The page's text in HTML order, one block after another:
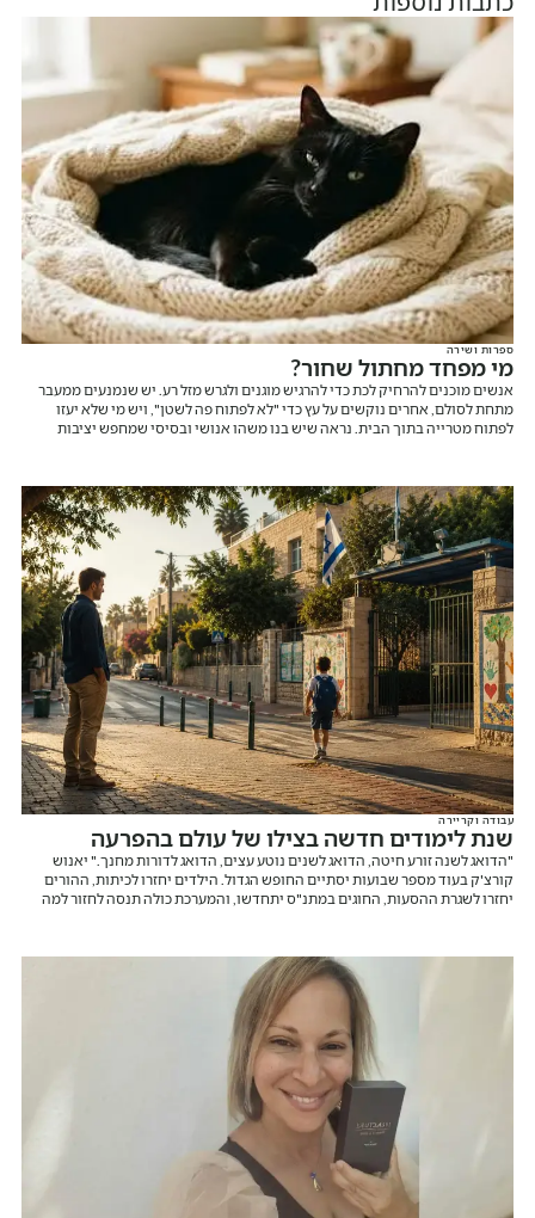
ספרות ושירה
מי מפחד מחתול שחור?
אנשים מוכנים להרחיק לכת כדי להרגיש מוגנים ולגרש מזל רע. יש שנמנעים ממעבר
מתחת לסולם, אחרים נוקשים על עץ כדי "לא לפתוח פה לשטן", ויש מי שלא יעזו
לפתוח מטרייה בתוך הבית. נראה שיש בנו משהו אנושי ובסיסי שמחפש יציבות
עבודה וקריירה
שנת לימודים חדשה בצילו של עולם בהפרעה
"הדואג לשנה זורע חיטה, הדואג לשנים נוטע עצים, הדואג לדורות מחנך." יאנוש
קורצ'ק בעוד מספר שבועות יסתיים החופש הגדול. הילדים יחזרו לכיתות, ההורים
יחזרו לשגרת ההסעות, החוגים במתנ"ס יתחדשו, והמערכת כולה תנסה לחזור למה